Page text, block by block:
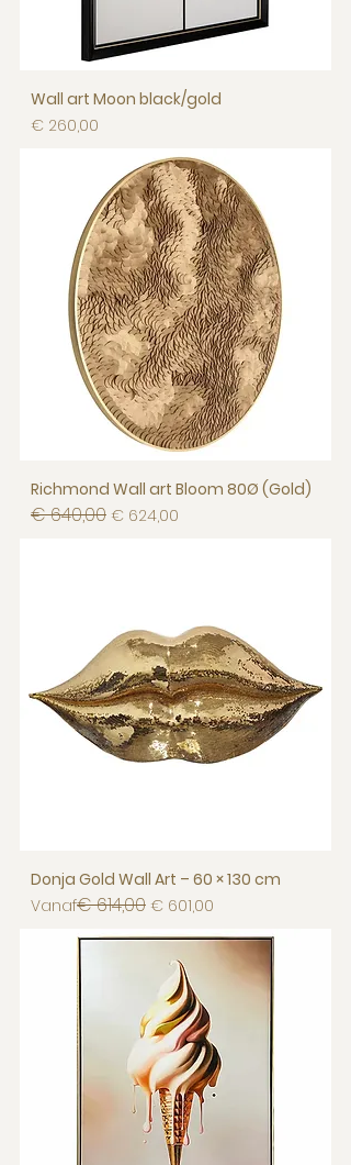
Wall art Moon black/gold
Prijs
€ 260,00
Richmond Wall art Bloom 80Ø (Gold)
Normale prijs
€ 640,00 Verkoopprijs
€ 624,00
Donja Gold Wall Art – 60 × 130 cm
Vanaf
Normale prijs
€ 614,00 € 601,00
Verkoopprijs